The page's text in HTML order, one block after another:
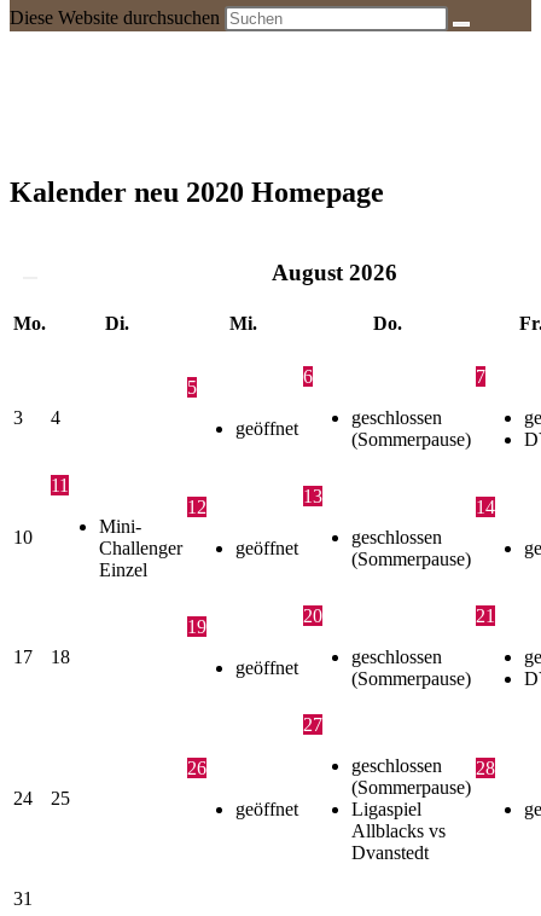
Diese Website durchsuchen
Kalender neu 2020 Homepage
August 2026
Mo. Di. Mi. Do.
3 4
5
geöffnet
6
geschlossen
(Sommerpause)
7
10
11
Mini-
Challenger
Einzel
12
geöffnet
13
geschlossen
(Sommerpause)
14
17 18
19
geöffnet
20
geschlossen
(Sommerpause)
21
24 25
26
geöffnet
27
geschlossen
(Sommerpause)
Ligaspiel
Allblacks vs
Dvanstedt
28
31